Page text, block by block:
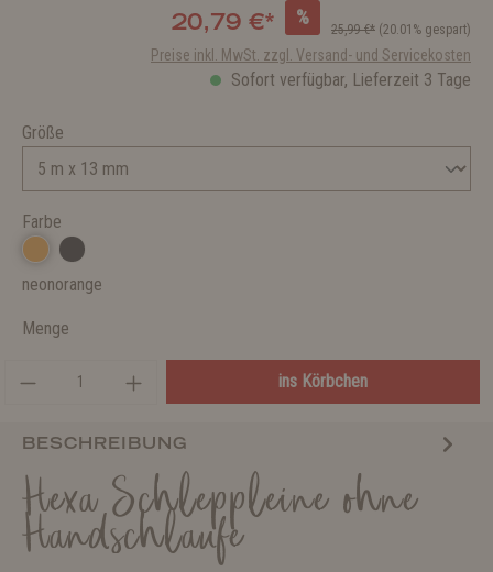
20,79 €* %
25,99 €* (20.01% gespart)
Preise inkl. MwSt. zzgl. Versand- und Servicekosten
Sofort verfügbar, Lieferzeit 3 Tage
Größe
Farbe
neonorange
Menge
ins Körbchen
BESCHREIBUNG
Hexa Schleppleine ohne
Handschlaufe